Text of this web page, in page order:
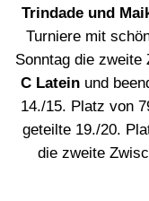
Trindade und
Turniere mit
Sonntag die zweite
C Latein und
14./15. Platz von
geteilte 19./20.
die zweite